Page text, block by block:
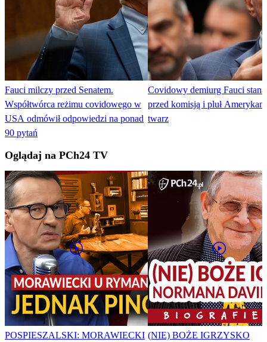
Fauci milczy przed Senatem.
Współtwórca reżimu covidowego w
USA odmówił odpowiedzi na ponad
90 pytań
Covidowy demiurg Fauci
przed komisją i pluł
twarz
Oglądaj na PCh24 TV
POSPIESZALSKI: MORAWIECKI (NIE) BOŻE IGRZYSKO